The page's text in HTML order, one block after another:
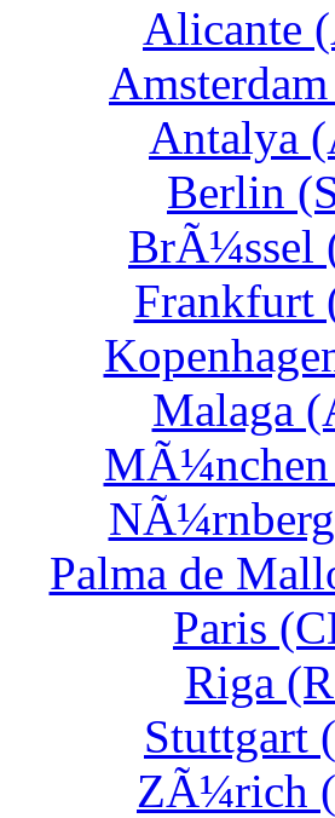
Alicante
Antalya
Berlin
BrÃ¼ssel
Frankfurt
Malaga
Palma de
Paris
Riga
Stuttgart
ZÃ¼rich